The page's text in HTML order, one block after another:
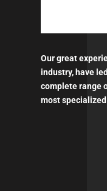
Our great
industry, have
complete range
most